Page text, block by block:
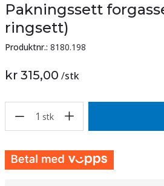
Pakningssett
ringsett)
Produktnr.: 8180.198
kr 315,00 /stk
1 stk